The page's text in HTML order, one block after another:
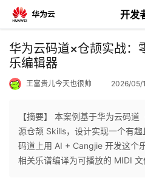
开发
返
回
个
华为云码道×仓颉实战：
乐编辑器
王富贵儿今天也很帅 2026/05/
【摘要】 本案例基于华为云码
源仓颉 Skills，设计实现一个有趣
码道上用 AI + Cangjie 开发这个
相关乐谱编译为可播放的 MIDI 文